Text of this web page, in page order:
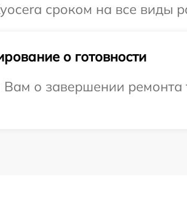
сроком на все виды
о готовности
о завершении ремонта